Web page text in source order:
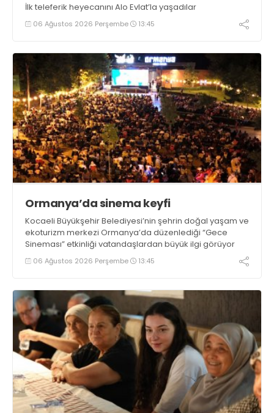
İlk teleferik heyecanını Alo Evlat’la yaşadılar
06 Ağustos 2026 Perşembe 13:45
Ormanya’da sinema keyfi
Kocaeli Büyükşehir Belediyesi’nin şehrin doğal yaşam ve
ekoturizm merkezi Ormanya’da düzenlediği “Gece
Sineması” etkinliği vatandaşlardan büyük ilgi görüyor
06 Ağustos 2026 Perşembe 13:45